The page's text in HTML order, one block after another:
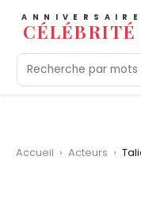
ANNIVERSAIRE
CÉLÉBRITÉ
Aujourd'hui
Accueil › Acteurs ›